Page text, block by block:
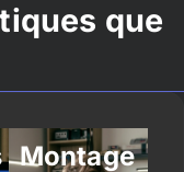
que
Montage